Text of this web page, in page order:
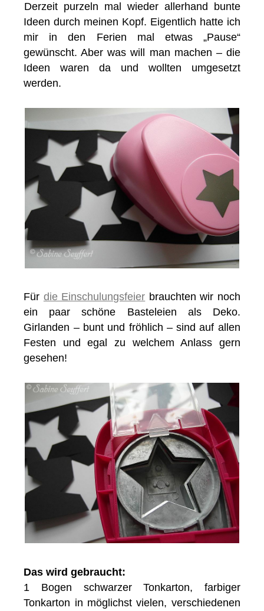
Derzeit purzeln mal wieder allerhand bunte
Ideen durch meinen Kopf. Eigentlich hatte ich
mir in den Ferien mal etwas „Pause“
gewünscht. Aber was will man machen – die
Ideen waren da und wollten umgesetzt
werden.
Für die Einschulungsfeier brauchten wir noch
ein paar schöne Basteleien als Deko.
Girlanden – bunt und fröhlich – sind auf allen
Festen und egal zu welchem Anlass gern
gesehen!
Das wird gebraucht:
1 Bogen schwarzer Tonkarton, farbiger
Tonkarton in möglichst vielen, verschiedenen